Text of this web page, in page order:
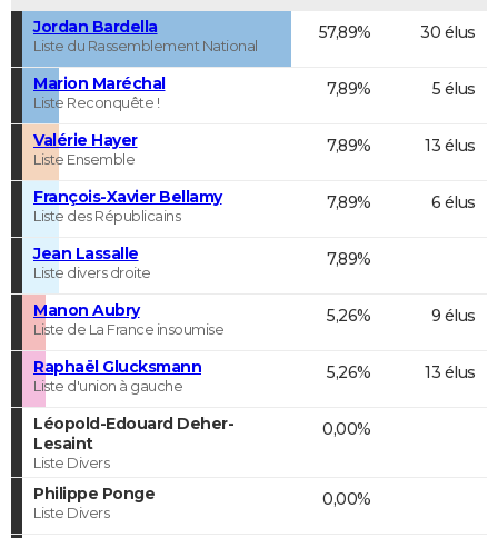
Jordan Bardella
Liste du Rassemblement National
57,89% 30 élus
Marion Maréchal
Liste Reconquête !
7,89% 5 élus
Valérie Hayer
Liste Ensemble
7,89% 13 élus
François-Xavier Bellamy
Liste des Républicains
7,89% 6 élus
Jean Lassalle
Liste divers droite
7,89%
Manon Aubry
Liste de La France insoumise
5,26% 9 élus
Raphaël Glucksmann
Liste d'union à gauche
5,26% 13 élus
Léopold-Edouard Deher-
Lesaint
Liste Divers
0,00%
Philippe Ponge
Liste Divers
0,00%